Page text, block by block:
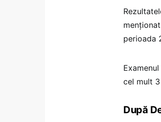
perioada
cel mult
După